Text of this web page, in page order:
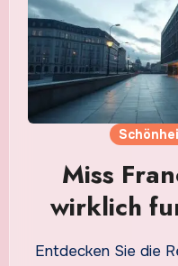
Miss
wirklich
Entdecken Sie die